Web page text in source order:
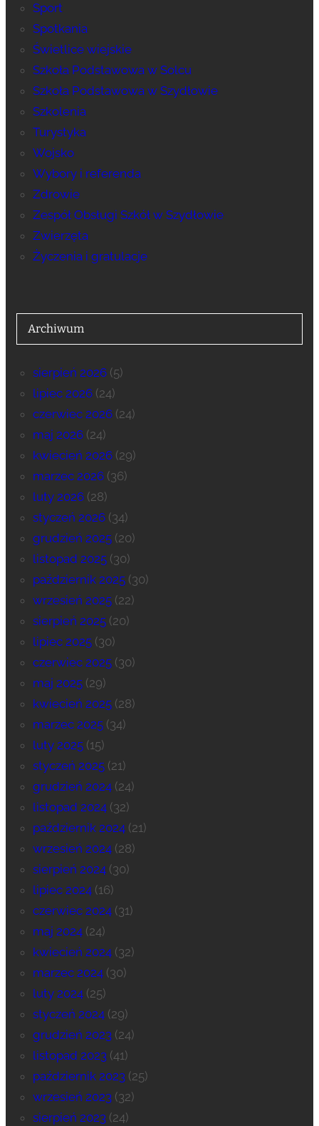
Sport
Spotkania
Świetlice wiejskie
Szkoła Podstawowa w Solcu
Szkoła Podstawowa w Szydłowie
Szkolenia
Turystyka
Wojsko
Wybory i referenda
Zdrowie
Zespół Obsługi Szkół w Szydłowie
Zwierzęta
Życzenia i gratulacje
Archiwum
sierpień 2026(5)
lipiec 2026(24)
czerwiec 2026(24)
maj 2026(24)
kwiecień 2026(29)
marzec 2026(36)
luty 2026(28)
styczeń 2026(34)
grudzień 2025(20)
listopad 2025(30)
październik 2025(30)
wrzesień 2025(22)
sierpień 2025(20)
lipiec 2025(30)
czerwiec 2025(30)
maj 2025(29)
kwiecień 2025(28)
marzec 2025(34)
luty 2025(15)
styczeń 2025(21)
grudzień 2024(24)
listopad 2024(32)
październik 2024(21)
wrzesień 2024(28)
sierpień 2024(30)
lipiec 2024(16)
czerwiec 2024(31)
maj 2024(24)
kwiecień 2024(32)
marzec 2024(30)
luty 2024(25)
styczeń 2024(29)
grudzień 2023(24)
listopad 2023(41)
październik 2023(25)
wrzesień 2023(32)
sierpień 2023(24)